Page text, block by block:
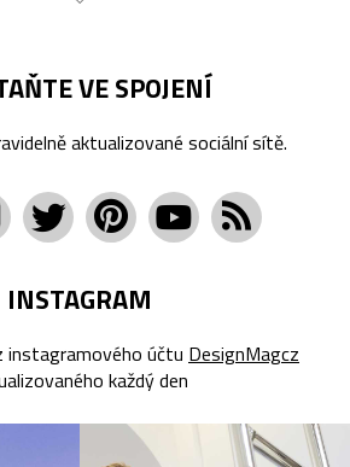
VE SPOJENÍ
aktualizované sociální sítě.
INSTAGRAM
instagramového účtu DesignMagcz
každý den